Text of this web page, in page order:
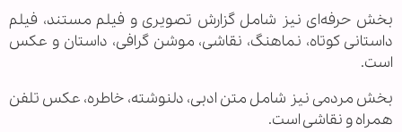
بخش حرفه‌ای نیز شامل گزارش تصویری و فیلم مستند، فیلم
داستانی کوتاه، نماهنگ، نقاشی، موشن گرافی، داستان و عکس
است.
بخش مردمی نیز شامل متن ادبی، دلنوشته، خاطره، عکس تلفن
همراه و نقاشی است.